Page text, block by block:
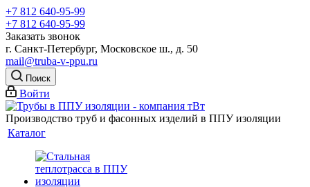
+7 812 640-95-99
+7 812 640-95-99
Заказать звонок
г. Санкт-Петербург, Московское ш., д. 50
mail@truba-v-ppu.ru
Поиск
Войти
Производство труб и фасонных изделий в ППУ изоляции
Каталог